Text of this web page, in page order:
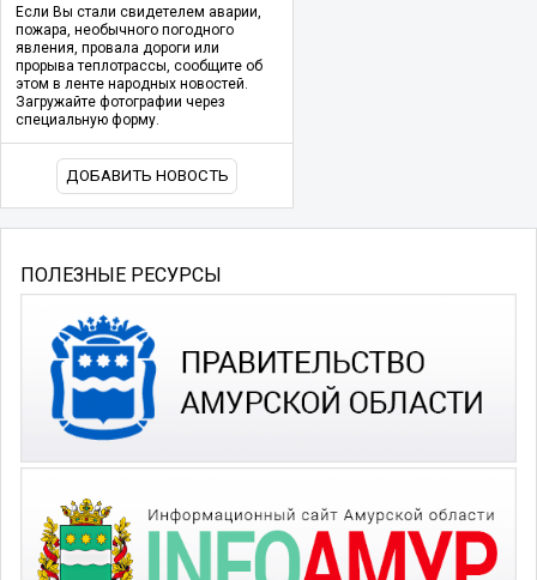
Если Вы стали свидетелем аварии,
пожара, необычного погодного
явления, провала дороги или
прорыва теплотрассы, сообщите об
этом в ленте народных новостей.
Загружайте фотографии через
специальную форму.
ДОБАВИТЬ НОВОСТЬ
ПОЛЕЗНЫЕ РЕСУРСЫ